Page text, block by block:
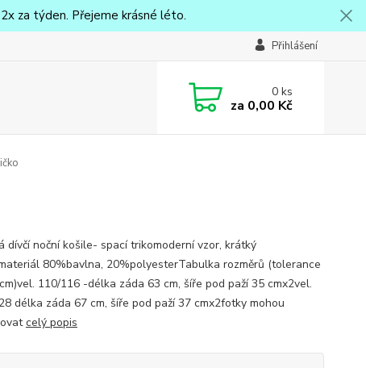
za týden. Přejeme krásné léto.
Přihlášení
0ks
za 0,00 Kč
dívčí noční košile- spací trikomoderní vzor, krátký
80%bavlna, 20%polyesterTabulka rozměrů (tolerance
110/116 -délka záda 63 cm, šíře pod paží 35 cmx2vel.
délka záda 67 cm, šíře pod paží 37 cmx2fotky mohou
celý popis